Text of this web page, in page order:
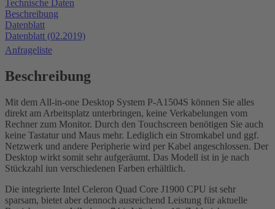
Technische Daten
Beschreibung
Datenblatt
Datenblatt (02.2019)
Anfrageliste
Beschreibung
Mit dem All-in-one Desktop System P-A1504S können Sie alles
direkt am Arbeitsplatz unterbringen, keine Verkabelungen vom
Rechner zum Monitor. Durch den Touchscreen benötigen Sie auch
keine Tastatur und Maus mehr. Lediglich ein Stromkabel und ggf.
Netzwerk und andere Peripherie wird per Kabel angeschlossen. Der
Desktop wirkt somit sehr aufgeräumt. Das Modell ist in je nach
Stückzahl iun verschiedenen Farben erhältlich.
Die integrierte Intel Celeron Quad Core J1900 CPU ist sehr
sparsam, bietet aber dennoch ausreichend Leistung für aktuelle